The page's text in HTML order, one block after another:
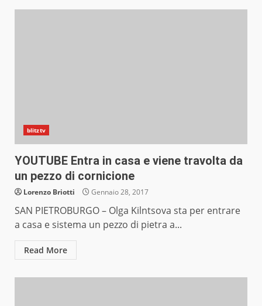
blitztv
YOUTUBE Entra in casa e viene travolta da
un pezzo di cornicione
Lorenzo Briotti Gennaio 28, 2017
SAN PIETROBURGO – Olga Kilntsova sta per entrare
a casa e sistema un pezzo di pietra a...
Read More